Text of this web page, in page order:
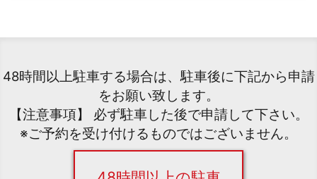
48時間以上駐車する場合は、駐車後に下記から申請
をお願い致します。
【注意事項】 必ず駐車した後で申請して下さい。
※ご予約を受け付けるものではございません。